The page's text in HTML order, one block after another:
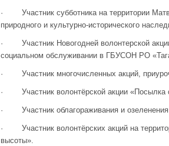
· Участник субботника на территории
природного и культурно-исторического
· Участник Новогодней волонтерской
социальном обслуживании в ГБУСОН РО
· Участник многочисленных акций,
· Участник волонтёрской акции «Посылка
· Участник облагораживания и озеленения
· Участник волонтёрских акций на
высоты».